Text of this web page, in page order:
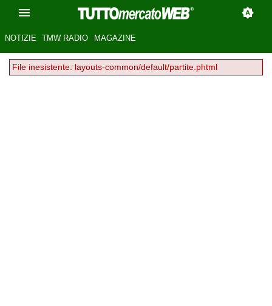
NOTIZIE TMW RADIO MAGAZINE
File inesistente: layouts-common/default/partite.phtml